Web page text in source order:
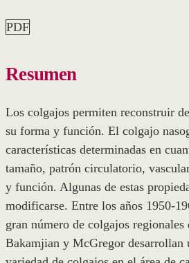
PDF
Resumen
Los colgajos permiten reconstruir
su forma y función. El colgajo
características determinadas en
tamaño, patrón circulatorio,
y función. Algunas de estas
modificarse. Entre los años 1950-
gran número de colgajos
Bakamjian y McGregor desarrollan